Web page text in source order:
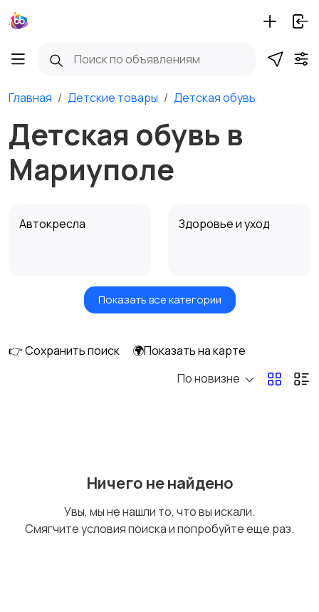
Главная Детские товары Детская обувь
Детская обувь в
Мариуполе
Автокресла Здоровье и уход
Игрушки и игры Детские коляски
Купание
Показать все категории
👉 Сохранить поиск
🌍Показать на карте
По новизне
Ничего не найдено
Увы, мы не нашли то, что вы искали.
Смягчите условия поиска и попробуйте еще раз.